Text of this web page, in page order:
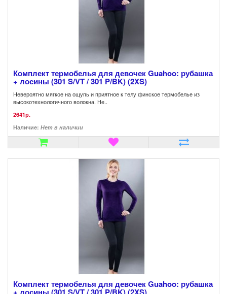
Комплект термобелья для девочек Guahoo: рубашка
+ лосины (301 S/VT / 301 P/BK) (2XS)
Невероятно мягкое на ощупь и приятное к телу финское термобелье из
высокотехнологичного волокна. Не..
2641р.
Наличие: Нет в наличии
Комплект термобелья для девочек Guahoo: рубашка